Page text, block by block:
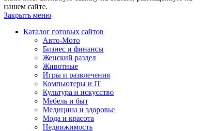
нашем сайте.
Закрыть меню
Каталог готовых сайтов
Авто-Мото
Бизнес и финансы
Женский раздел
Животные
Игры и развлечения
Компьютеры и IT
Культура и искусство
Мебель и быт
Медицина и здоровье
Мода и красота
Недвижимость